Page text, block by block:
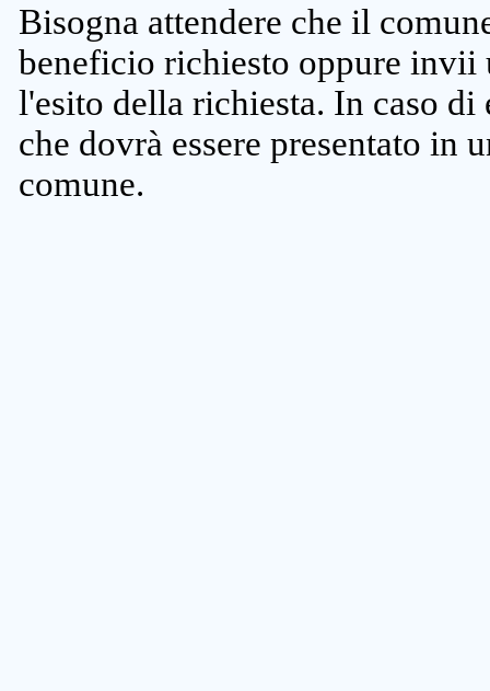
Bisogna attendere che il
beneficio richiesto oppure invii
l'esito della richiesta. In caso
che dovrà essere presentato in
comune.